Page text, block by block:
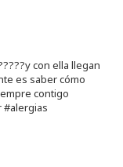
con ella llegan
es saber cómo
contigo
#alergias